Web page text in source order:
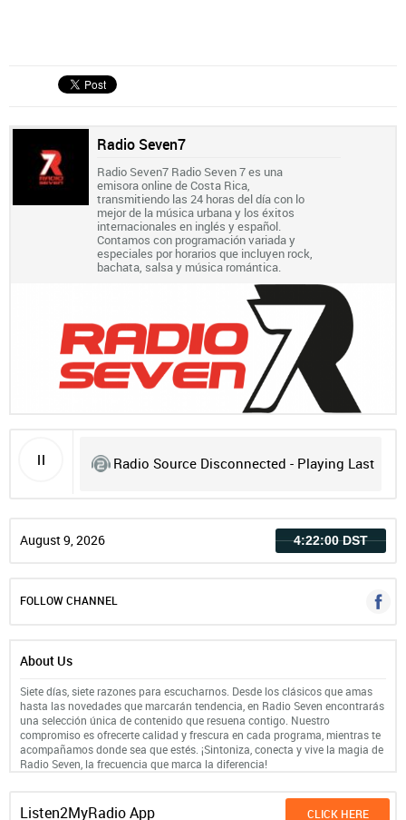
Radio Seven7
Radio Seven7 Radio Seven 7 es una
emisora online de Costa Rica,
transmitiendo las 24 horas del día con lo
mejor de la música urbana y los éxitos
internacionales en inglés y español.
Contamos con programación variada y
especiales por horarios que incluyen rock,
bachata, salsa y música romántica.
Radio Source Disconnected - Playing Last
August 9, 2026 4:22:00 DST
FOLLOW CHANNEL
About Us
Siete días, siete razones para escucharnos. Desde los clásicos que amas
hasta las novedades que marcarán tendencia, en Radio Seven encontrarás
una selección única de contenido que resuena contigo. Nuestro
compromiso es ofrecerte calidad y frescura en cada programa, mientras te
acompañamos donde sea que estés. ¡Sintoniza, conecta y vive la magia de
Radio Seven, la frecuencia que marca la diferencia!
Listen2MyRadio App CLICK HERE